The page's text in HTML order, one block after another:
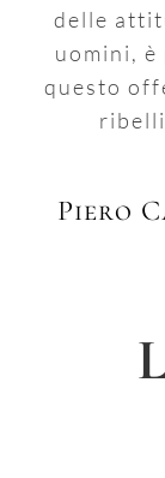
delle
uomini,
questo
Piero